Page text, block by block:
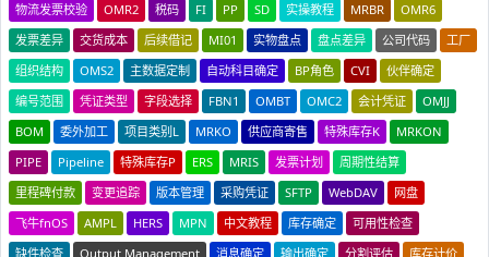
物流发票校验
OMR2 税码 FI PP SD 实操教程 MRBR
OMR6
发票差异
交货成本 后续借记 MI01 实物盘点 盘点差异 公司代码
工厂
组织结构
OMS2 主数据定制 自动科目确定 BP角色 CVI
伙伴确定
编号范围
凭证类型 字段选择 FBN1 OMBT OMC2 会计凭证
OMJJ
BOM
委外加工 项目类别L MRKO 供应商寄售 特殊库存K
MRKON
PIPE
Pipeline 特殊库存P ERS MRIS 发票计划
周期性结算
里程碑付款
变更追踪 版本管理 采购凭证 SFTP WebDAV
网盘
飞牛fnOS
AMPL HERS MPN 中文教程 库存确定
可用性检查
缺件检查
Output Management 消息确定 输出确定 分割评估
库存计价